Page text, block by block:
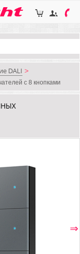
DALI >
с 8 кнопками
⇒